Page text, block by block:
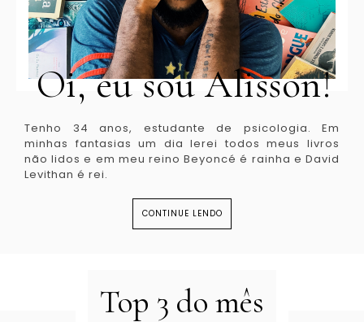
Oi, eu sou Alisson!
Tenho 34 anos, estudante de psicologia. Em
minhas fantasias um dia lerei todos meus livros
não lidos e em meu reino Beyoncé é rainha e David
Levithan é rei.
CONTINUE LENDO
Top 3 do mês